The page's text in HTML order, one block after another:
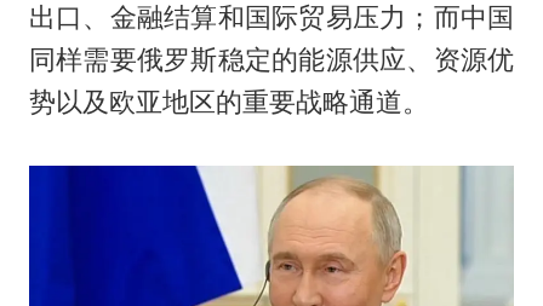
出口、金融结算和国际贸易压力；而中国
同样需要俄罗斯稳定的能源供应、资源优
势以及欧亚地区的重要战略通道。